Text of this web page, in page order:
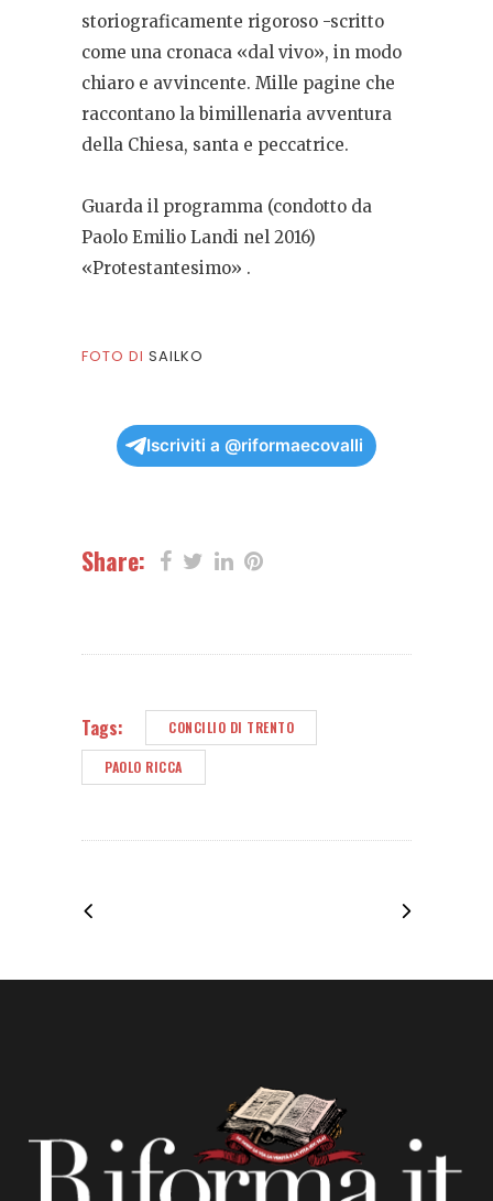
storiograficamente rigoroso -scritto
come una cronaca «dal vivo», in modo
chiaro e avvincente. Mille pagine che
raccontano la bimillenaria avventura
della Chiesa, santa e peccatrice.
Guarda il programma (condotto da
Paolo Emilio Landi nel 2016)
«Protestantesimo» .
FOTO DI SAILKO
Iscriviti a @riformaecovalli
Share:
Tags: CONCILIO DI TRENTO
PAOLO RICCA